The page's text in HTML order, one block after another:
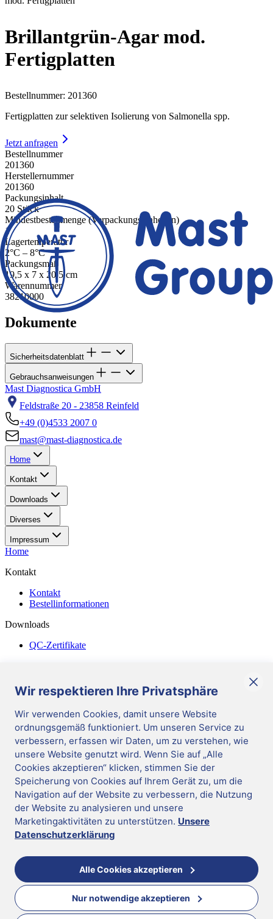
Wir respektieren Ihre Privatsphäre
Wir verwenden Cookies, damit unsere Website
ordnungsgemäß funktioniert. Um unseren Service zu
verbessern, erfassen wir Daten, um zu verstehen, wie
unsere Website genutzt wird. Wenn Sie auf „Alle
Cookies akzeptieren“ klicken, stimmen Sie der
Speicherung von Cookies auf Ihrem Gerät zu, um die
Navigation auf der Website zu verbessern, die Nutzung
der Website zu analysieren und unsere
Marketingaktivitäten zu unterstützen. Unsere
Datenschutzerklärung
Alle Cookies akzeptieren
Nur notwendige akzeptieren
Brillantgrün-Agar mod.
Fertigplatten
Bestellnummer: 201360
Fertigplatten zur selektiven Isolierung von Salmonella spp.
Jetzt anfragen
Bestellnummer
201360
Herstellernummer
201360
Packungsinhalt
20 Stück
Mindestbestellmenge (Verpackungseinheiten)
1
Lagertemperatur
2°C – 8°C
Packungsmaß
19,5 x 7 x 20,5 cm
Warennummer
38210000
Dokumente
Sicherheitsdatenblatt
Gebrauchsanweisungen
Mast Diagnostica GmbH
Feldstraße 20 - 23858 Reinfeld
+49 (0)4533 2007 0
mast@mast-diagnostica.de
Home
Kontakt
Downloads
Diverses
Impressum
Home
Kontakt
Kontakt
Bestellinformationen
Downloads
QC-Zertifikate
Allgemeine Geschäftsbedingungen
Corporate Responsibility
German
Cookies verwalten
Impressum |
Datenschutz |
Hinweisgeber-System
Update cookie preferences |Mast Diagnostica GmbH 2026
Folgen Sie uns
DE
Mast Diagnostica GmbH 2026
Wechseln Sie in die richtige Region für mehr Informationen
United Kingdom
Für Sie empfohlene Region